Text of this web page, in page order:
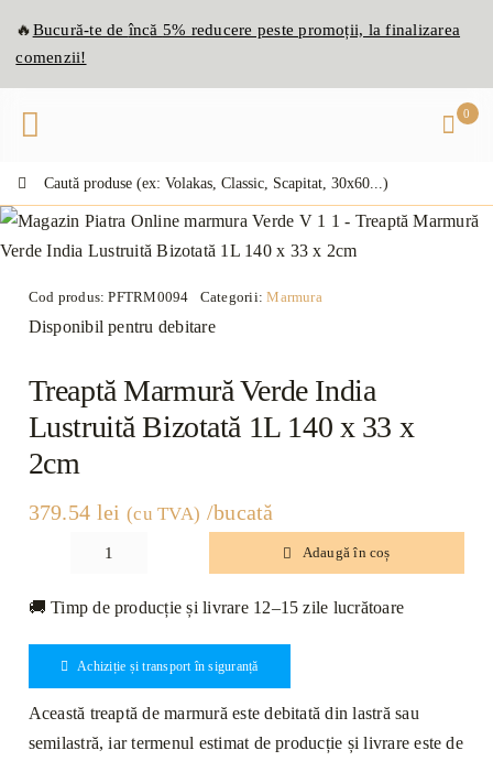
🔥Bucură-te deîncă 5% reducere peste promoții, la finalizarea
comenzii!
0
Cod produs:PFTRM0094 Categorii:Marmura
Disponibil pentru debitare
Treaptă Marmură Verde India
Lustruită Bizotată 1L 140 x 33 x
2cm
379.54 lei (cu TVA) /bucată
Marmură
Verde
India
Adaugă în coș
🚚 Timp de producție și livrare 12–15 zile lucrătoare
Achiziție și transport în siguranță
Această treaptă de marmură este debitată din lastră sau
semilastră, iar termenul estimat de producție și livrare este de